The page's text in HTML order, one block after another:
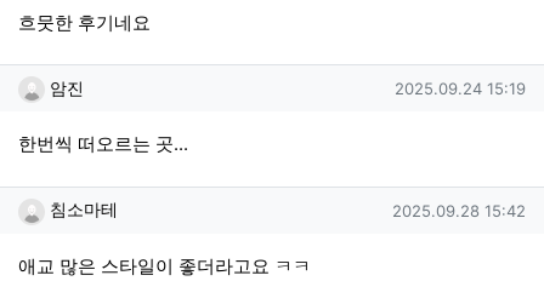
흐뭇한 후기네요
암진님의 댓글
암진 작성일
2025.09.24 15:19
한번씩 떠오르는 곳...
침소마테님의 댓글
침소마테 작성일
2025.09.28 15:42
애교 많은 스타일이 좋더라고요 ㅋㅋ